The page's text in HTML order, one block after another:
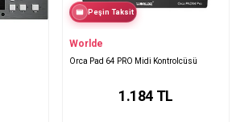
Peşin Taksit
Worlde
Orca Pad 64 PRO Midi Kontrolcüsü
1.184 TL